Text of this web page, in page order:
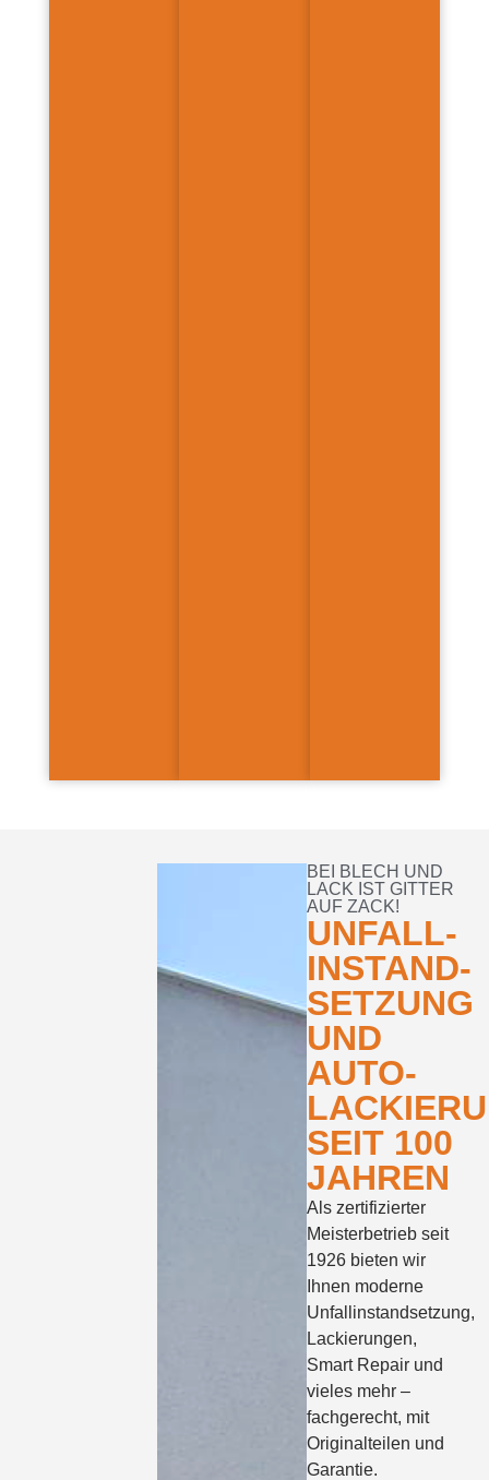
BEI BLECH UND
LACK IST GITTER
AUF ZACK!
UNFALL­
INSTAND­
SETZUNG
UND
AUTO­
SEIT 100
JAHREN
Als zertifizierter
Meisterbetrieb seit
1926 bieten wir
Ihnen moderne
Unfallinstandsetzung,
Lackierungen,
Smart Repair und
vieles mehr –
fachgerecht, mit
Originalteilen und
Garantie.